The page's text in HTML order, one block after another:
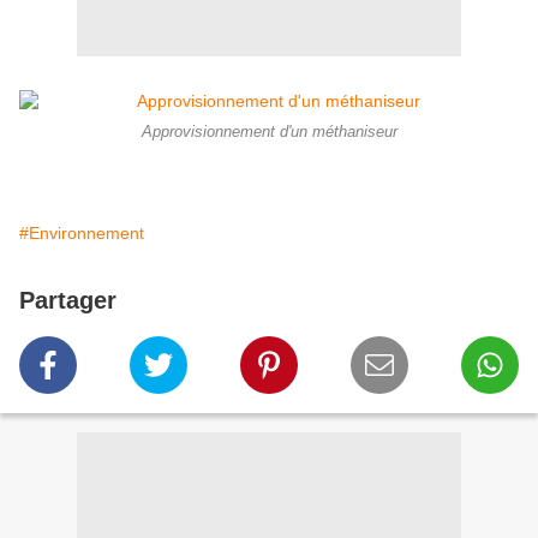
Approvisionnement d'un méthaniseur
#Environnement
Partager